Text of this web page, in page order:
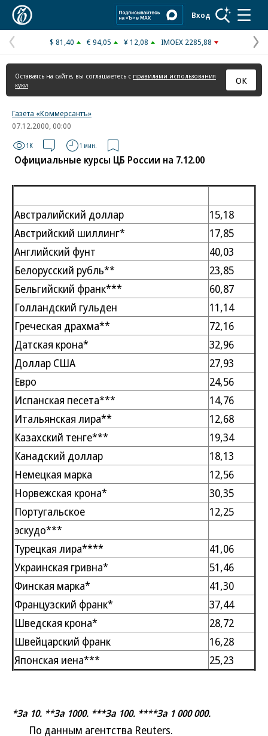
Вход
Предыдущая
страница
$ 81,40 € 94,05 ¥ 12,08 IMOEX 2285,88
Оставаясь на сайте, вы соглашаетесь с правилами использования
куки
ОК
Газета «Коммерсантъ»
07.12.2000, 00:00
1K 1 мин.
Официальные курсы ЦБ России на 7.12.00
Австралийский доллар
15,18
Австрийский шиллинг*
17,85
Английский фунт
40,03
Белорусский рубль**
23,85
Бельгийский франк***
60,87
Голландский гульден
11,14
Греческая драхма**
72,16
Датская крона*
32,96
Доллар США
27,93
Евро
24,56
Испанская песета***
14,76
Итальянская лира**
12,68
Казахский тенге***
19,34
Канадский доллар
18,13
Немецкая марка
12,56
Норвежская крона*
30,35
Португальское
12,25
эскудо***
Турецкая лира****
41,06
Украинская гривна*
51,46
Финская марка*
41,30
Французский франк*
37,44
Шведская крона*
28,72
Швейцарский франк
16,28
Японская иена***
25,23
*За 10. **За 1000. ***За 100. ****За 1 000 000.
По данным агентства Reuters.